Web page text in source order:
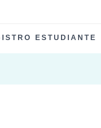
ESTUDIANTE